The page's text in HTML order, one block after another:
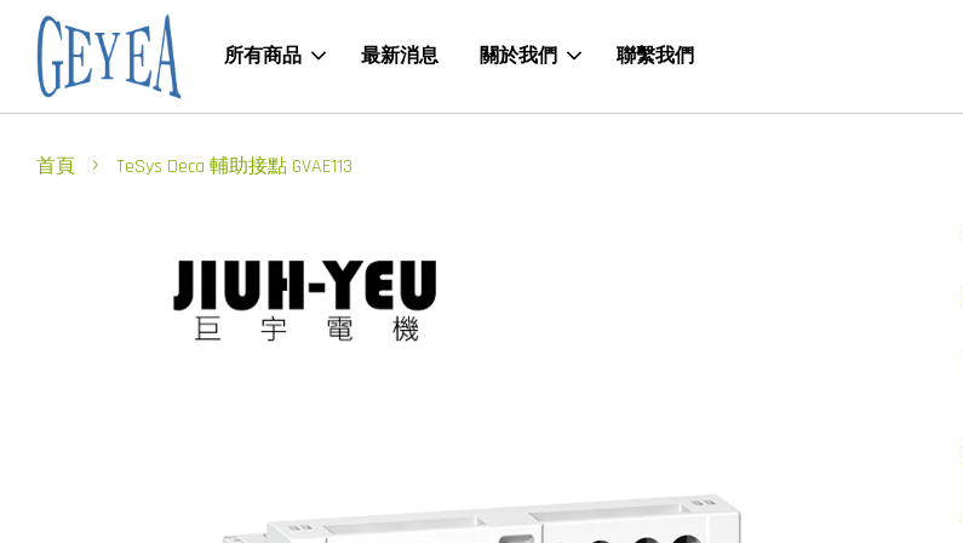
所有商品 最新消息 關於我們 聯繫我們
首頁 › TeSys Deca 輔助接點 GVAE113